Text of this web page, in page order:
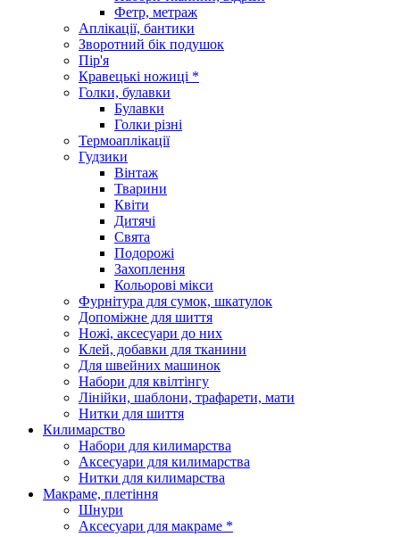
Фетр, метраж
Аплікації, бантики
Зворотний бік подушок
Пір'я
Кравецькі ножиці *
Голки, булавки
Булавки
Голки різні
Термоаплікації
Гудзики
Вінтаж
Тварини
Квіти
Дитячі
Свята
Подорожі
Захоплення
Кольорові мікси
Фурнітура для сумок, шкатулок
Допоміжне для шиття
Ножі, аксесуари до них
Клей, добавки для тканини
Для швейних машинок
Набори для квілтінгу
Лінійки, шаблони, трафарети, мати
Нитки для шиття
Килимарство
Набори для килимарства
Аксесуари для килимарства
Нитки для килимарства
Макраме, плетіння
Шнури
Аксесуари для макраме *